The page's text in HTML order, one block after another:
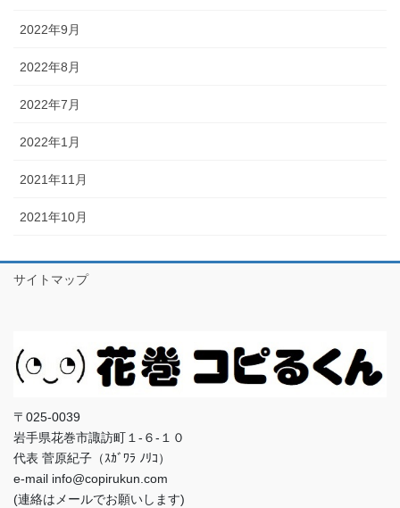
2022年9月
2022年8月
2022年7月
2022年1月
2021年11月
2021年10月
サイトマップ
〒025-0039
岩手県花巻市諏訪町１-６-１０
代表 菅原紀子（ｽｶﾞﾜﾗ ﾉﾘｺ）
e-mail info@copirukun.com
(連絡はメールでお願いします)